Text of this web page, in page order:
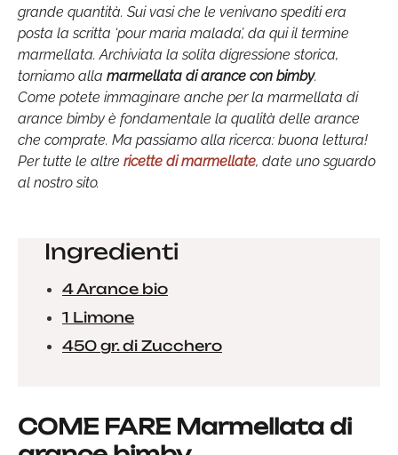
grande quantità. Sui vasi che le venivano spediti era
posta la scritta ‘pour maria malada’, da qui il termine
marmellata. Archiviata la solita digressione storica,
torniamo alla marmellata di arance con bimby.
Come potete immaginare anche per la marmellata di
arance bimby è fondamentale la qualità delle arance
che comprate. Ma passiamo alla ricerca: buona lettura!
Per tutte le altre ricette di marmellate, date uno sguardo
al nostro sito.
Ingredienti
4 Arance bio
1 Limone
450 gr. di Zucchero
COME FARE Marmellata di